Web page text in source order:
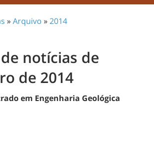
»Arquivo »2014
notícias de
de 2014
em Engenharia Geológica